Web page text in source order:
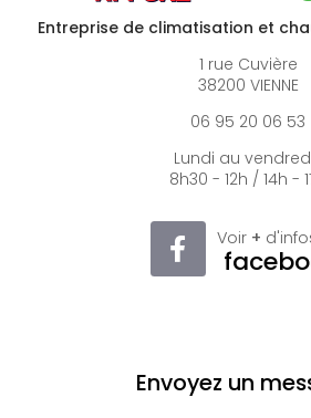
Entreprise de climatisation et
1 rue Cuvière
38200 VIENNE
06 95 20 06 53
Lundi au
8h30 - 12h / 14h -
Voir +
Envoyez un